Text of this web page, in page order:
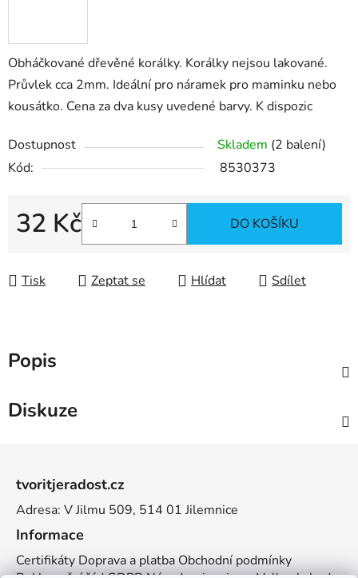
Obháčkované dřevěné korálky. Korálky nejsou lakované.
Průvlek cca 2mm. Ideální pro náramek pro maminku nebo
kousátko. Cena za dva kusy uvedené barvy. K dispozic
Dostupnost Skladem (2 balení)
Kód:
8530373
32 Kč
Měrná cena:
DO KOŠÍKU
Tisk Zeptat se Hlídat Sdílet
Popis
Diskuze
tvoritjeradost.cz
Adresa: V Jilmu 509, 514 01 Jilemnice
Informace
Certifikáty Doprava a platba Obchodní podmínky